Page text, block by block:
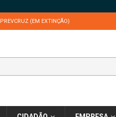
PREVCRUZ (EM EXTINÇÃO)